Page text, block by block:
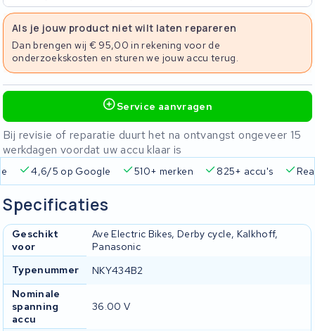
Als je jouw product niet wilt laten repareren
Dan brengen wij € 95,00 in rekening voor de
onderzoekskosten en sturen we jouw accu terug.
Service aanvragen
Bij revisie of reparatie duurt het na ontvangst ongeveer 15
werkdagen voordat uw accu klaar is
4,6/5 op Google 510+ merken 825+ accu's
Specificaties
Geschikt
voor
Ave Electric Bikes, Derby cycle, Kalkhoff,
Panasonic
Typenummer
NKY434B2
Nominale
spanning
accu
36.00 V